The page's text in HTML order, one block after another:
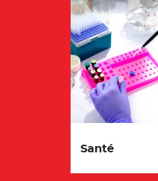
Santé